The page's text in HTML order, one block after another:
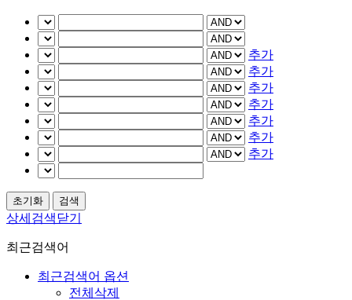
추가
추가
추가
추가
추가
추가
추가
상세검색닫기
최근검색어
최근검색어 옵션
전체삭제